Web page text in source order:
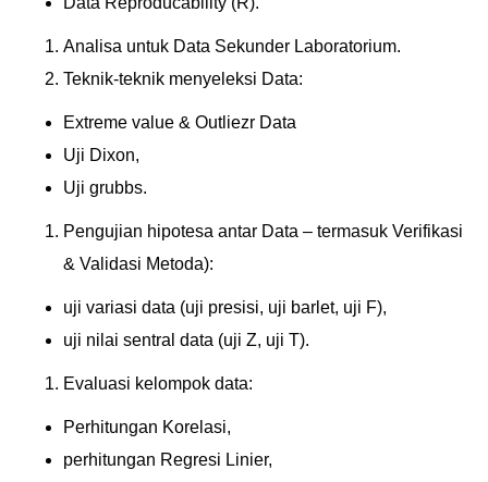
Analisa untuk Data Sekunder Laboratorium.
Teknik-teknik menyeleksi Data:
Extreme value & Outliezr Data
Uji Dixon,
Uji grubbs.
Pengujian hipotesa antar Data – termasuk Verifikasi
& Validasi Metoda):
uji variasi data (uji presisi, uji barlet, uji F),
uji nilai sentral data (uji Z, uji T).
Evaluasi kelompok data:
Perhitungan Korelasi,
perhitungan Regresi Linier,